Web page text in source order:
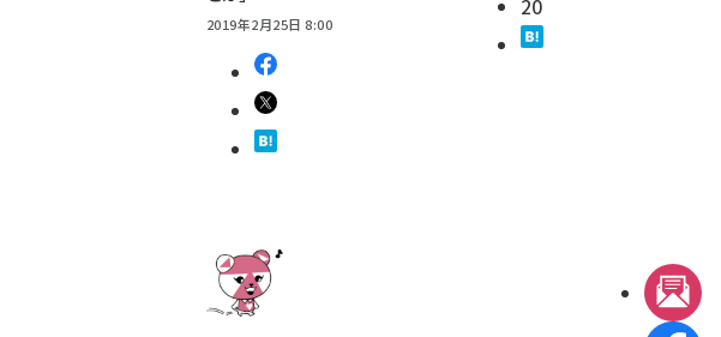
2019年2月25日 8:00
20